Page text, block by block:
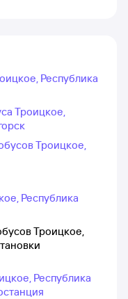
Республика
Троицкое,
Троицкое,
Республика
Троицкое,
Республика